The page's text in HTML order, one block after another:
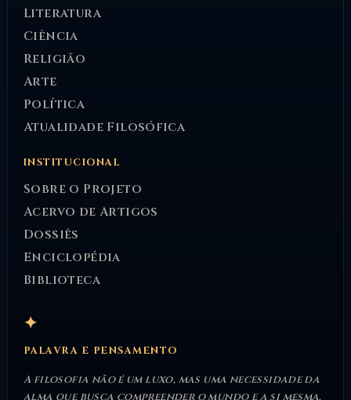
Literatura
Ciência
Religião
Arte
Política
Atualidade Filosófica
INSTITUCIONAL
Sobre o Projeto
Acervo de Artigos
Dossiês
Enciclopédia
Biblioteca
✦
PALAVRA E PENSAMENTO
A filosofia não é um luxo, mas uma necessidade da
alma que busca compreender o mundo e a si mesma.